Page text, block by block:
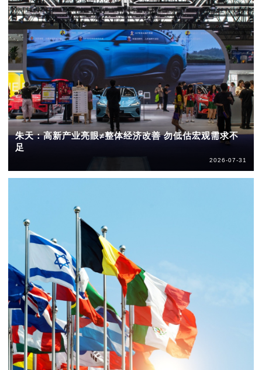
朱天：高新产业亮眼≠整体经济改善 勿低估宏观需求不
足
2026-07-31